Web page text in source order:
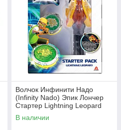
Волчок Инфинити Надо
(Infinity Nado) Эпик Лончер
Стартер Lightning Leopard
В наличии